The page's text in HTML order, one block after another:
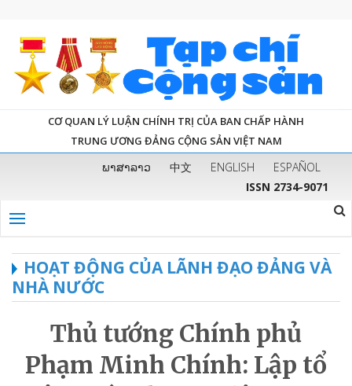
CƠ QUAN LÝ LUẬN CHÍNH TRỊ CỦA BAN CHẤP HÀNH
TRUNG ƯƠNG ĐẢNG CỘNG SẢN VIỆT NAM
ພາສາລາວ 中文 ENGLISH
ESPAÑOL
ISSN 2734-9071
HOẠT ĐỘNG CỦA LÃNH ĐẠO ĐẢNG VÀ
NHÀ NƯỚC
Thủ tướng Chính phủ
Phạm Minh Chính: Lập tổ